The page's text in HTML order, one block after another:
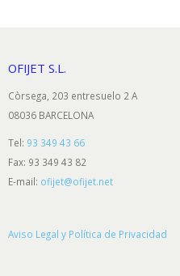
OFIJET S.L.
Còrsega, 203 entresuelo 2 A
08036 BARCELONA
Tel: 93 349 43 66
Fax: 93 349 43 82
E-mail: ofijet@ofijet.net
Aviso Legal y Política de Privacidad